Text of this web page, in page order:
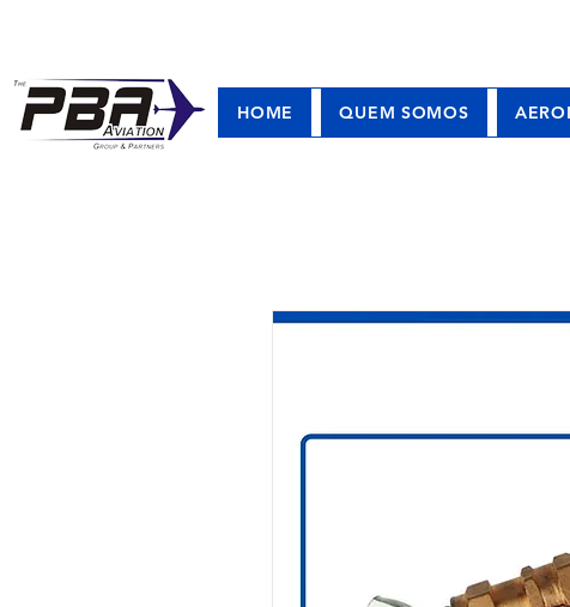
HOME QUEM SOMOS